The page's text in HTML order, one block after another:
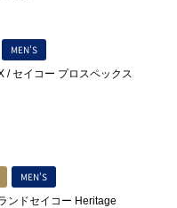
MEN'S
/ セイコー プロスペックス
MEN'S
ンドセイコー Heritage